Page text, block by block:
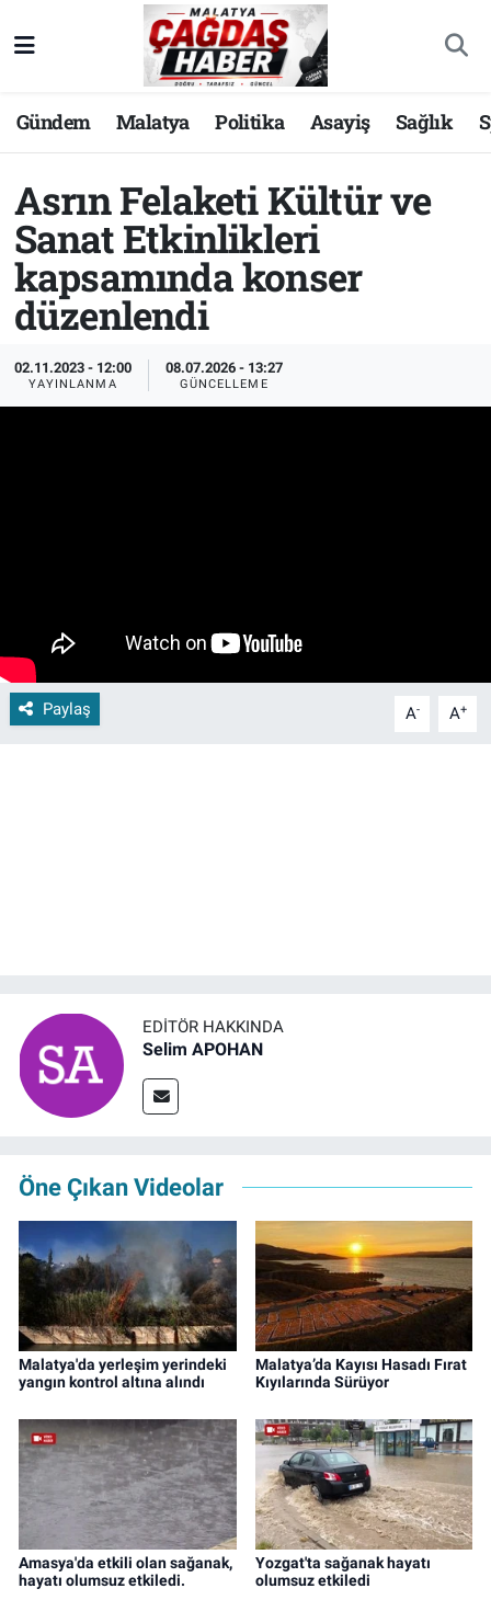
Gündem Malatya Politika Asayiş Sağlık
Asrın Felaketi Kültür ve
Sanat Etkinlikleri
kapsamında konser
düzenlendi
02.11.2023 - 12:00
YAYINLANMA
08.07.2026 - 13:27
GÜNCELLEME
Paylaş A- A+
EDITÖR HAKKINDA
Selim APOHAN
Öne Çıkan Videolar
Malatya'da yerleşim yerindeki
yangın kontrol altına alındı
Malatya’da Kayısı Hasadı Fırat
Kıyılarında Sürüyor
Amasya'da etkili olan sağanak,
hayatı olumsuz etkiledi.
Yozgat'ta sağanak hayatı
olumsuz etkiledi
Nöbetçi Eczaneler
Hava Durumu
Malatya Namaz Vakitleri
Trafik Durumu
Süper Lig Puan Durumu ve Fikstür
Tüm Manşetler